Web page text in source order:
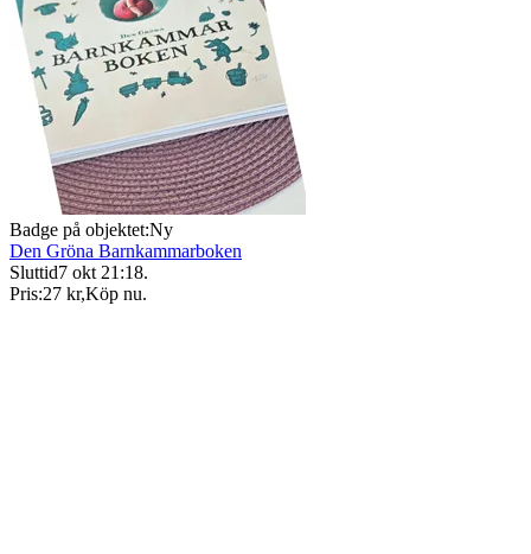
Badge på objektet:Ny
Den Gröna Barnkammarboken
Sluttid7 okt 21:18.
Pris:27 kr,Köp nu.